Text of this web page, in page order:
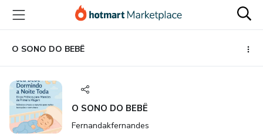
para
conteúdo
principal
para
pagamento
para
rodapé
O SONO DO BEBÊ
O SONO DO BEBÊ
Fernandakfernandes